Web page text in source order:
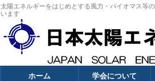
太陽エネルギーをはじめとする風力・バイオマス等
います
コンテンツへスキップ
ホーム 学会について